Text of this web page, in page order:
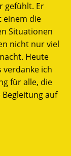
gefühlt. Er
einem die
Situationen
nicht nur viel
Heute
verdanke ich
für alle, die
auf